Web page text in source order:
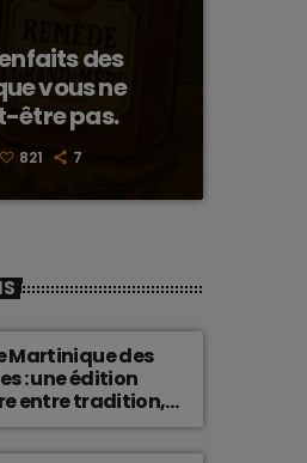
des
vous ne
être pas.
821 7
Martinique des
: une édition
entre tradition,